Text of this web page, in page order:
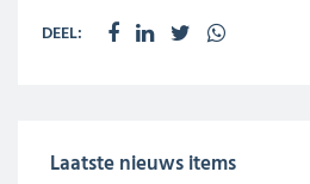
DEEL:
Laatste nieuws items